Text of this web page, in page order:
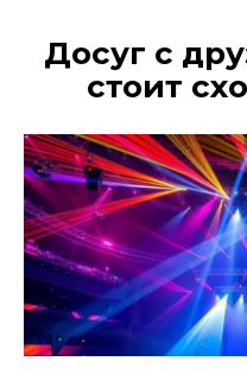
Досуг с
стоит